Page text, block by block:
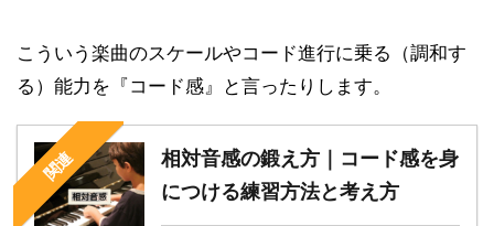
こういう楽曲のスケールやコード進行に乗る（調和す
る）能力を『コード感』と言ったりします。
関連
相対音感の鍛え方｜コード感を身
につける練習方法と考え方